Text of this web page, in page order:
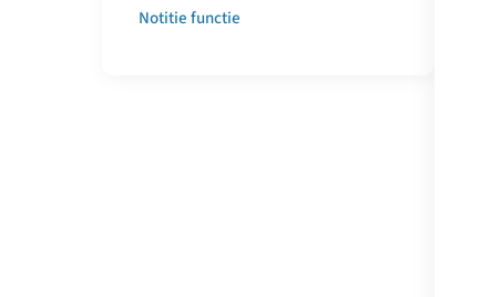
Notitie functie